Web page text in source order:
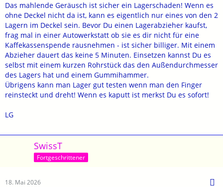
Das mahlende Geräusch ist sicher ein Lagerschaden! Wenn es
ohne Deckel nicht da ist, kann es eigentlich nur eines von den 2
Lagern im Deckel sein. Bevor Du einen Lagerabzieher kaufst,
frag mal in einer Autowerkstatt ob sie es dir nicht für eine
Kaffekassenspende rausnehmen - ist sicher billiger. Mit einem
Abzieher dauert das keine 5 Minuten. Einsetzen kannst Du es
selbst mit einem kurzen Rohrstück das den Außendurchmesser
des Lagers hat und einem Gummihammer.
Übrigens kann man Lager gut testen wenn man den Finger
reinsteckt und dreht! Wenn es kaputt ist merkst Du es sofort!
LG
SwissT
Fortgeschrittener
18. Mai 2026